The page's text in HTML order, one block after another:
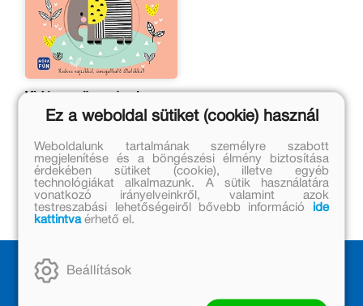
Vidám csöppségek -
Állatok a vadonban
Eredeti ár:
2 699 Ft
Kedvezményes ár:
1 299 Ft
Ez a weboldal sütiket (cookie) használ
Weboldalunk tartalmának személyre szabott
megjelenítése és a böngészési élmény biztosítása
érdekében sütiket (cookie), illetve egyéb
technológiákat alkalmazunk. A sütik használatára
vonatkozó irányelveinkről, valamint azok
testreszabási lehetőségeiről bővebb információ
ide
kattintvaérhető el.
Beállítások